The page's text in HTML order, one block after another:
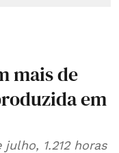
mais de
em
1.212 horas